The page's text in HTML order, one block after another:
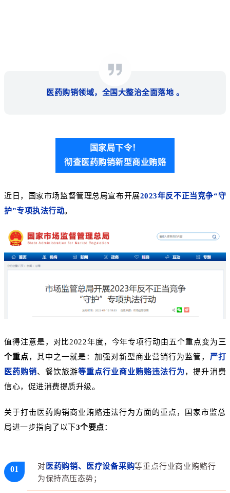
医药购销领域，全国大整治全面落地 。
国家局下令！
彻查医药购销新型商业贿赂
近日，国家市场监督管理总局宣布开展2023年反不正当竞争“守
护”专项执法行动。
值得注意是，对比2022年度，今年专项行动由五个重点变为三
个重点，其中之一就是：加强对新型商业营销行为监管， 严打
医药购销、餐饮旅游等重点行业商业贿赂违法行为，提升消费
信心，促进消费提质升级。
关于打击医药购销商业贿赂违法行为方面的重点，国家市监总
局进一步指向了以下3个要点：
01 对 医药购销、医疗设备采购等重点行业商业贿赂行
为保持高压态势；